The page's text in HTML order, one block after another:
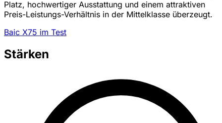
Platz, hochwertiger Ausstattung und einem attraktiven
Preis-Leistungs-Verhältnis in der Mittelklasse überzeugt.
Baic X75 im Test
Stärken